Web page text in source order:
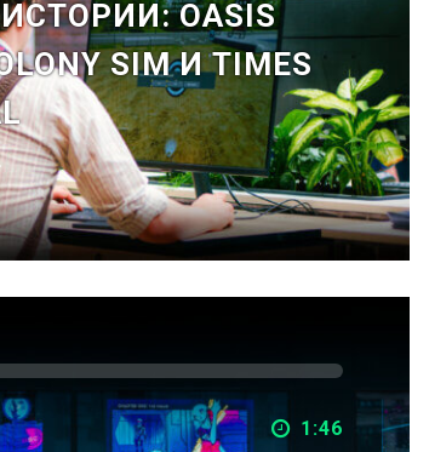
OASIS
SIM И TIMES
1:46